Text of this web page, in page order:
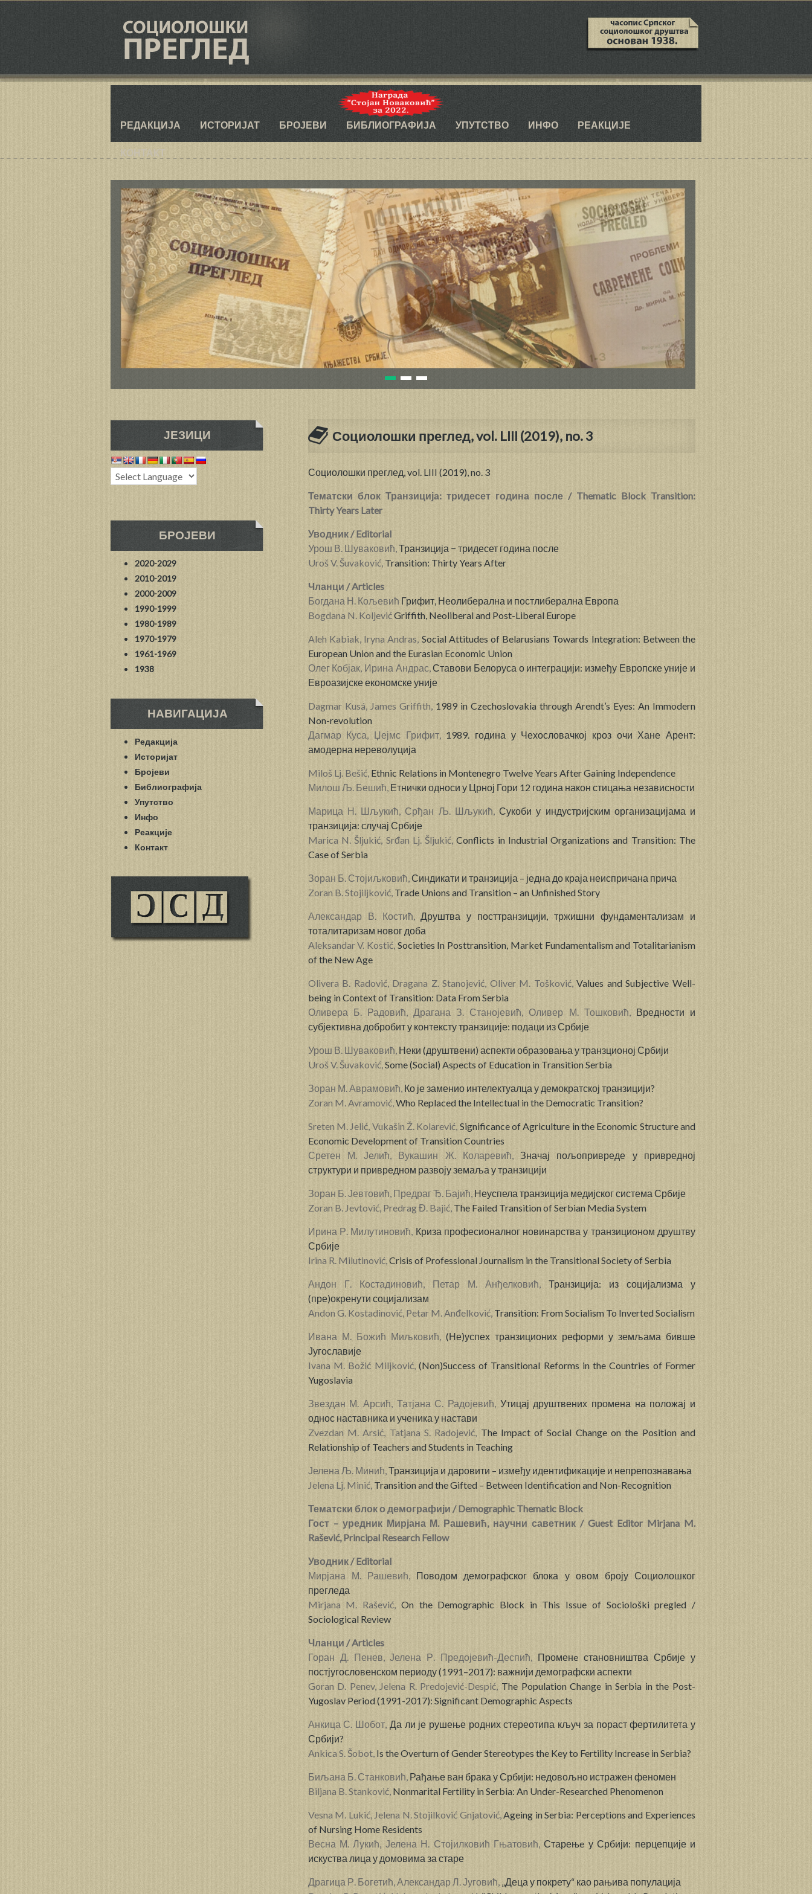
РЕДАКЦИЈА ИСТОРИЈАТ БРОЈЕВИ БИБЛИОГРАФИЈА УПУТСТВО ИНФО РЕАКЦИЈЕ
КОНТАКТ
Социолошки преглед, vol. LIII (2019), no. 3
Социолошки преглед, vol. LIII (2019), no. 3
Тематски блок Транзиција: тридесет година после / Thematic Block Transition:
Thirty Years Later
Уводник / Editorial
Урош В. Шуваковић,Транзиција − тридесет година после
Uroš V. Šuvaković, Transition: Thirty Years After
Чланци / Articles
Богдана Н. Кољевић Грифит, Неолиберална и постлиберална Европа
Bogdana N. KoljevićGriffith, Neoliberal and Post-Liberal Europe
Aleh Kabiak, Iryna Andras, Social Attitudes of Belarusians Towards Integration: Between the
European Union and the Eurasian Economic Union
Олег Кобјак, Ирина Андрас,Ставови Белоруса о интеграцији: између Европске уније и
Евроазијске економске уније
Dagmar Kusá, James Griffith, 1989 in Czechoslovakia through Arendt’s Eyes: An Immodern
Non-revolution
Дагмар Куса, Џејмс Грифит, 1989. година у Чехословачкој кроз очи Хане Арент:
амодерна нереволуција
Miloš Lj. Bešić, Ethnic Relations in Montenegro Twelve Years After Gaining Independence
Милош Љ. Бешић, Етнички односи у Црној Гори 12 година након стицања независности
Марица Н. Шљукић, Срђан Љ. Шљукић,Сукоби у индустријским организацијама и
транзиција: случај Србије
Marica N. Šljukić, Srđan Lj. Šljukić,Conflicts in Industrial Organizations and Transition: The
Case of Serbia
Зоран Б. Стојиљковић,Синдикати и транзиција – једна до краја неиспричана прича
Zoran B. Stojiljković, Trade Unions and Transition – an Unfinished Story
Александар В. Костић,Друштва у посттранзицији, тржишни фундаментализам и
тоталитаризам новог доба
Aleksandar V. Kostić, Societies In Posttransition, Market Fundamentalism and Totalitarianism
of the New Age
Olivera B. Radović, Dragana Z. Stanojević, Oliver M. Tošković,Values and Subjective Well-
being in Context of Transition: Data From Serbia
Оливера Б. Радовић, Драгана З. Станојевић, Оливер М. Тошковић, Вредности и
субјективна добробит у контексту транзиције: подаци из Србије
Урош В. Шуваковић, Неки (друштвени) аспекти образовања у транзционој Србији
Uroš V. Šuvaković,Some (Social) Aspects of Education in Transition Serbia
Зоран М. Аврамовић, Ко је заменио интелектуалца у демократској транзицији?
Zoran M. Avramović,Who Replaced the Intellectual in the Democratic Transition?
Sreten M. Jelić, Vukašin Ž. Kolarević, Significance of Agriculture in the Economic Structure and
Economic Development of Transition Countries
Сретен М. Јелић, Вукашин Ж. Коларевић,Значај пољопривреде у привредној
структури и привредном развоју земаља у транзицији
Зоран Б. Јевтовић, Предраг Ђ. Бајић, Неуспела транзиција медијског система Србије
Zoran B. Jevtović, Predrag Đ. Bajić, The Failed Transition of Serbian Media System
Ирина Р. Милутиновић, Криза професионалног новинарства у транзиционом друштву
Србије
Irina R. Milutinović,Crisis of Professional Journalism in the Transitional Society of Serbia
Андон Г. Костадиновић, Петар М. Анђелковић, Транзиција: из социјализма у
(пре)окренути социјализам
Andon G. Kostadinović, Petar M. Anđelković, Transition: From Socialism To Inverted Socialism
Ивана М. Божић Миљковић, (Не)успех транзиционих реформи у земљама бивше
Југославије
Ivana M. Božić Miljković, (Non)Success of Transitional Reforms in the Countries of Former
Yugoslavia
Звездан М. Арсић, Татјана С. Радојевић, Утицај друштвених промена на положај и
однос наставника и ученика у настави
Zvezdan M. Arsić, Tatjana S. Radojević, The Impact of Social Change on the Position and
Relationship of Teachers and Students in Teaching
Јелена Љ. Минић,Транзиција и даровити – између идентификације и непрепознавања
Jelena Lj. Minić, Transition and the Gifted – Between Identification and Non-Recognition
Тематски блок о демографији / Demographic Thematic Block
Гост – уредник Мирјана М. Рашевић, научни саветник / Guest Editor Mirjana M.
Rašević, Principal Research Fellow
Уводник / Editorial
Мирјана М. Рашевић, Поводом демографског блока у овом броју Социолошког
прегледа
Mirjana M. Rašević, On the Demographic Block in This Issue of Sociološki pregled /
Sociological Review
Чланци / Articles
Горан Д. Пенев, Јелена Р. Предојевић-Деспић, Променe становништва Србије у
постјугословенском периоду (1991–2017): важнији демографски аспекти
Goran D. Penev, Jelena R. Predojević-Despić, The Population Change in Serbia in the Post-
Yugoslav Period (1991-2017): Significant Demographic Aspects
Анкица С. Шобот, Да ли је рушење родних стереотипа кључ за пораст фертилитета у
Србији?
Ankica S. Šobot, Is the Overturn of Gender Stereotypes the Key to Fertility Increase in Serbia?
Биљана Б. Станковић, Рађање ван брака у Србији: недовољно истражен феномен
Biljana B. Stanković, Nonmarital Fertility in Serbia: An Under-Researched Phenomenon
Vesna M. Lukić, Jelena N. Stojilković Gnjatović,Ageing in Serbia: Perceptions and Experiences
of Nursing Home Residents
Весна М. Лукић, Јелена Н. Стојилковић Гњатовић,Старењe у Србији: перцепције и
искуства лица у домовима за старе
Драгица Р. Богетић, Александар Л. Југовић, „Деца у покрету“ као рањива популација
ЈЕЗИЦИ
БРОЈЕВИ
2020-2029
2010-2019
2000-2009
1990-1999
1980-1989
1970-1979
1961-1969
1938
НАВИГАЦИЈА
Редакција
Историјат
Бројеви
Библиографија
Упутство
Инфо
Реакције
Контакт